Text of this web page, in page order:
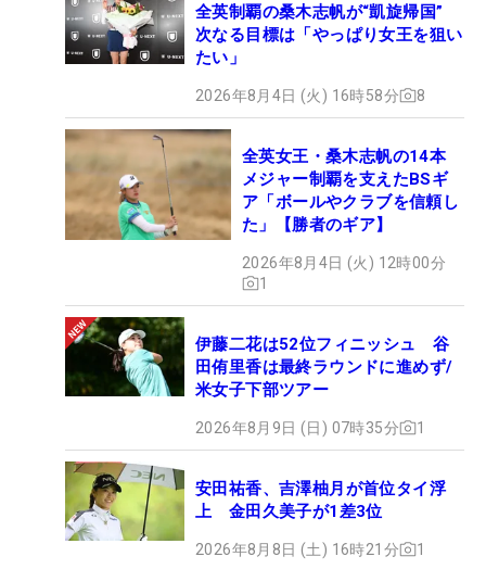
全英制覇の桑木志帆が“凱旋帰国”
次なる目標は「やっぱり女王を狙い
たい」
2026年8月4日 (火) 16時58分 8
全英女王・桑木志帆の14本
メジャー制覇を支えたBSギ
ア「ボールやクラブを信頼し
た」【勝者のギア】
2026年8月4日 (火) 12時00分
1
伊藤二花は52位フィニッシュ 谷
田侑里香は最終ラウンドに進めず/
米女子下部ツアー
2026年8月9日 (日) 07時35分 1
安田祐香、吉澤柚月が首位タイ浮
上 金田久美子が1差3位
2026年8月8日 (土) 16時21分 1